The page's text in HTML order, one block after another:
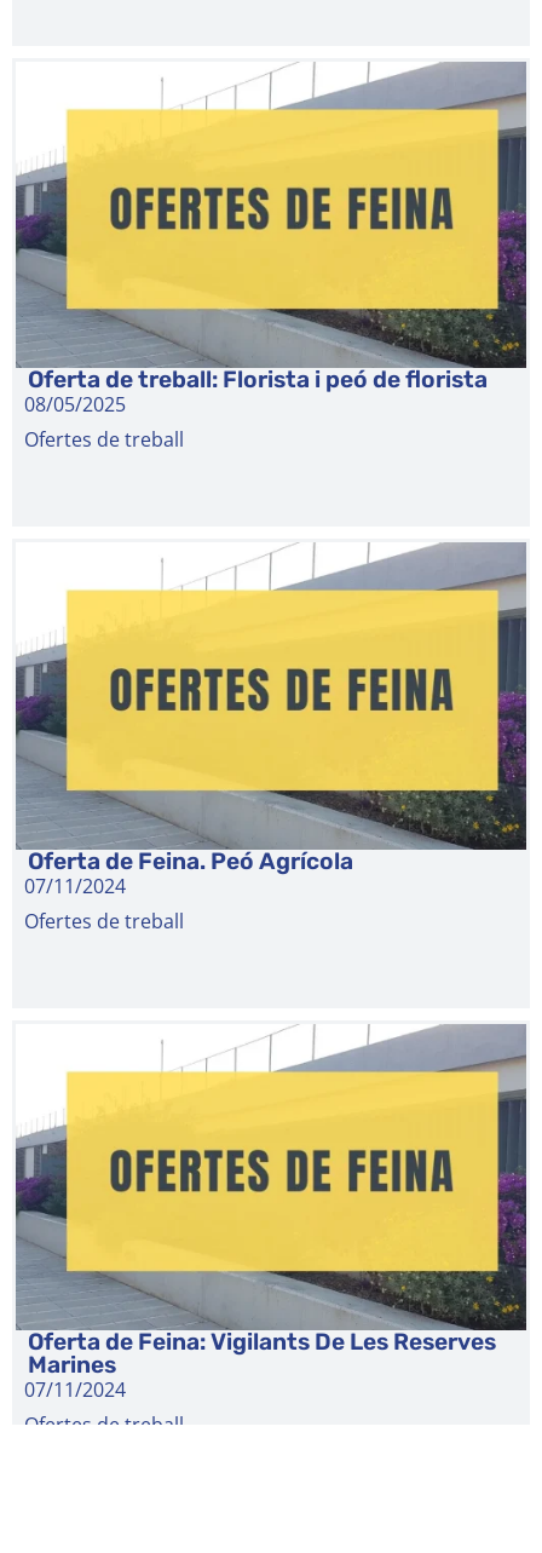
Oferta de treball: Florista i peó de florista
08/05/2025
Ofertes de treball
Oferta de Feina. Peó Agrícola
07/11/2024
Ofertes de treball
Oferta de Feina: Vigilants De Les Reserves
Marines
07/11/2024
Ofertes de treball